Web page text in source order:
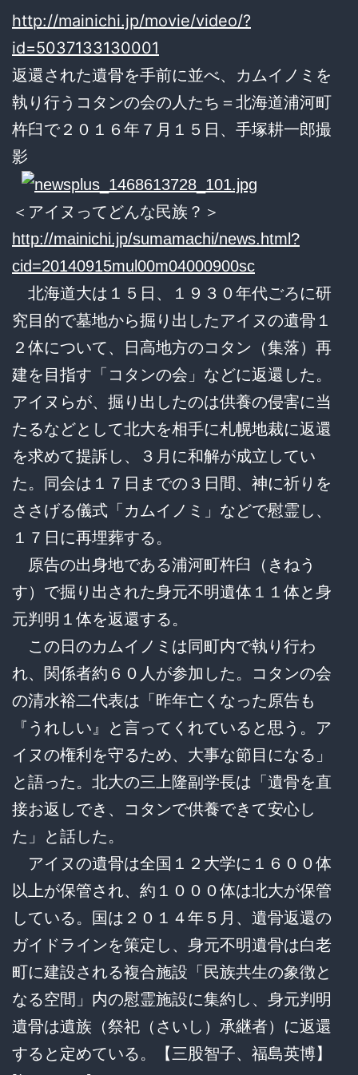
http://mainichi.jp/movie/video/?
id=5037133130001
返還された遺骨を手前に並べ、カムイノミを
執り行うコタンの会の人たち＝北海道浦河町
杵臼で２０１６年７月１５日、手塚耕一郎撮
影
＜アイヌってどんな民族？＞
http://mainichi.jp/sumamachi/news.html?
cid=20140915mul00m04000900sc
北海道大は１５日、１９３０年代ごろに研
究目的で墓地から掘り出したアイヌの遺骨１
２体について、日高地方のコタン（集落）再
建を目指す「コタンの会」などに返還した。
アイヌらが、掘り出したのは供養の侵害に当
たるなどとして北大を相手に札幌地裁に返還
を求めて提訴し、３月に和解が成立してい
た。同会は１７日までの３日間、神に祈りを
ささげる儀式「カムイノミ」などで慰霊し、
１７日に再埋葬する。
原告の出身地である浦河町杵臼（きねう
す）で掘り出された身元不明遺体１１体と身
元判明１体を返還する。
この日のカムイノミは同町内で執り行わ
れ、関係者約６０人が参加した。コタンの会
の清水裕二代表は「昨年亡くなった原告も
『うれしい』と言ってくれていると思う。ア
イヌの権利を守るため、大事な節目になる」
と語った。北大の三上隆副学長は「遺骨を直
接お返しでき、コタンで供養できて安心し
た」と話した。
アイヌの遺骨は全国１２大学に１６００体
以上が保管され、約１０００体は北大が保管
している。国は２０１４年５月、遺骨返還の
ガイドラインを策定し、身元不明遺骨は白老
町に建設される複合施設「民族共生の象徴と
なる空間」内の慰霊施設に集約し、身元判明
遺骨は遺族（祭祀（さいし）承継者）に返還
すると定めている。【三股智子、福島英博】